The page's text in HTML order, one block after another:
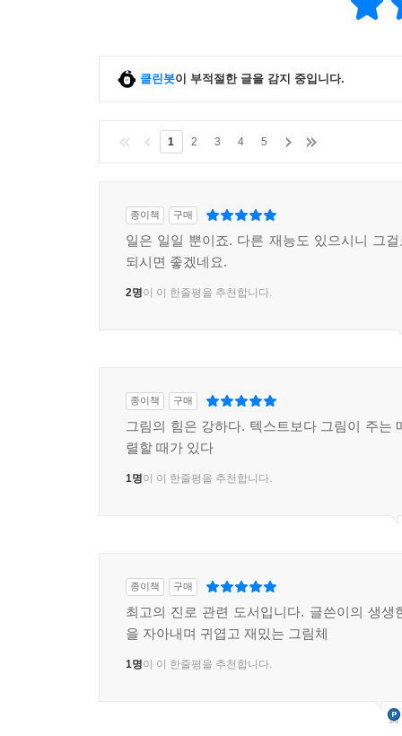
클린봇이 부적절한 글을 감지 중입니다.
1 2 3 4 5
종이책 구매
일은 일일 뿐이죠. 다른 재능도 있으시니 그
되시면 좋겠네요.
2명이 이 한줄평을 추천합니다.
종이책 구매
그림의 힘은 강하다. 텍스트보다 그림이 주는
렬할 때가 있다
1명이 이 한줄평을 추천합니다.
종이책 구매
최고의 진로 관련 도서입니다. 글쓴이의 생생
을 자아내며 귀엽고 재밌는 그림체
1명이 이 한줄평을 추천합니다.